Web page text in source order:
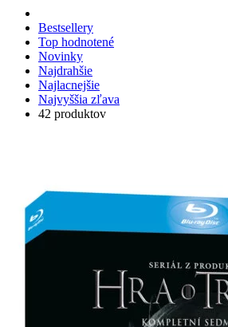
Bestsellery
Top hodnotené
Novinky
Najdrahšie
Najlacnejšie
Najvyššia zľava
42 produktov